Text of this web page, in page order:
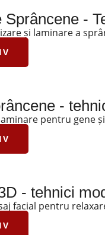
-
și laminare a
-
pentru gene
- tehnici
facial pentru